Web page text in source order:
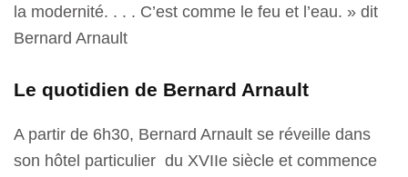
la modernité. . . . C’est comme le feu et l’eau. » dit
Bernard Arnault
Le quotidien de Bernard Arnault
A partir de 6h30, Bernard Arnault se réveille dans
son hôtel particulier du XVIIe siècle et commence